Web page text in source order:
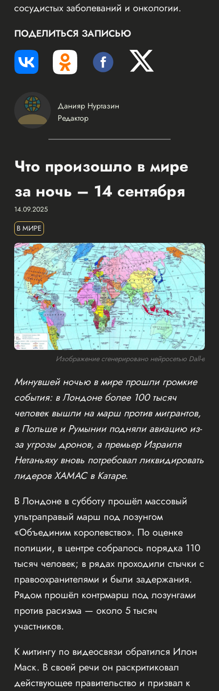
сосудистых заболеваний и онкологии.
ПОДЕЛИТЬСЯ ЗАПИСЬЮ
Данияр Нуртазин
Редактор
Что произошло в мире
за ночь – 14 сентября
14.09.2025
В МИРЕ
Изображение сгенерировано нейросетью Dall-e
Минувшей ночью в мире прошли громкие
события: в Лондоне более 100 тысяч
человек вышли на марш против мигрантов,
в Польше и Румынии подняли авиацию из-
за угрозы дронов, а премьер Израиля
Нетаньяху вновь потребовал ликвидировать
лидеров ХАМАС в Катаре.
В Лондоне в субботу прошёл массовый
ультраправый марш под лозунгом
«Объединим королевство». По оценке
полиции, в центре собралось порядка 110
тысяч человек; в рядах проходили стычки с
правоохранителями и были задержания.
Рядом прошёл контрмарш под лозунгами
против расизма — около 5 тысяч
участников.
К митингу по видеосвязи обратился Илон
Маск. В своей речи он раскритиковал
действующее правительство и призвал к